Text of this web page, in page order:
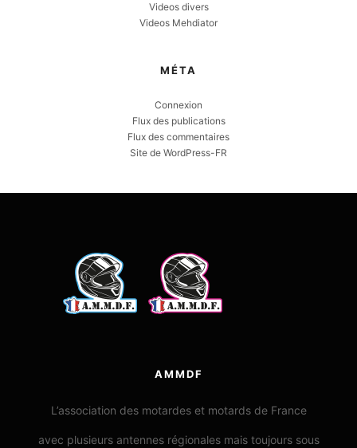
Videos divers
Videos Mehdiator
MÉTA
Connexion
Flux des publications
Flux des commentaires
Site de WordPress-FR
AMMDF
L’association des motardes et motards de France
avec plusieurs antennes régionales mais toujours sous